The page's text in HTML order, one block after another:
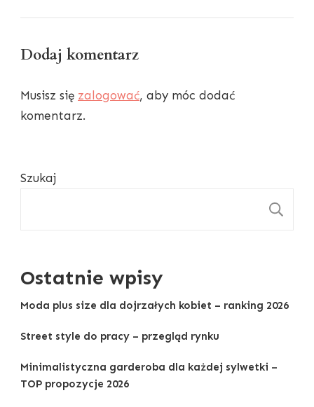
Dodaj komentarz
Musisz się zalogować, aby móc dodać
komentarz.
Szukaj
Ostatnie wpisy
Moda plus size dla dojrzałych kobiet – ranking 2026
Street style do pracy – przegląd rynku
Minimalistyczna garderoba dla każdej sylwetki –
TOP propozycje 2026